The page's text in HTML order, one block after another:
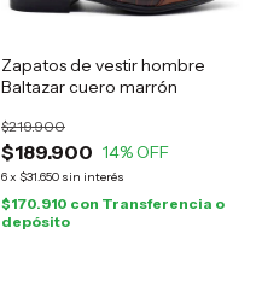
Zapatos de vestir hombre
Baltazar cuero marrón
$189.900
$219.900
14% OFF
6x $31.650 sin interés
$170.910 con Transferencia o
depósito